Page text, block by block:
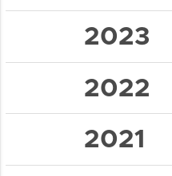
2023
2022
2021